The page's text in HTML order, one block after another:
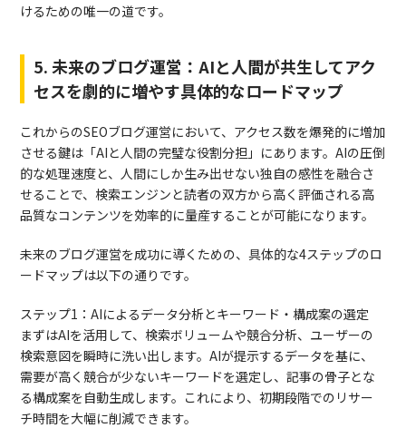
けるための唯一の道です。
5. 未来のブログ運営：AIと人間が共生してアク
セスを劇的に増やす具体的なロードマップ
これからのSEOブログ運営において、アクセス数を爆発的に増加
させる鍵は「AIと人間の完璧な役割分担」にあります。AIの圧倒
的な処理速度と、人間にしか生み出せない独自の感性を融合さ
せることで、検索エンジンと読者の双方から高く評価される高
品質なコンテンツを効率的に量産することが可能になります。
未来のブログ運営を成功に導くための、具体的な4ステップのロ
ードマップは以下の通りです。
ステップ1：AIによるデータ分析とキーワード・構成案の選定
まずはAIを活用して、検索ボリュームや競合分析、ユーザーの
検索意図を瞬時に洗い出します。AIが提示するデータを基に、
需要が高く競合が少ないキーワードを選定し、記事の骨子とな
る構成案を自動生成します。これにより、初期段階でのリサー
チ時間を大幅に削減できます。